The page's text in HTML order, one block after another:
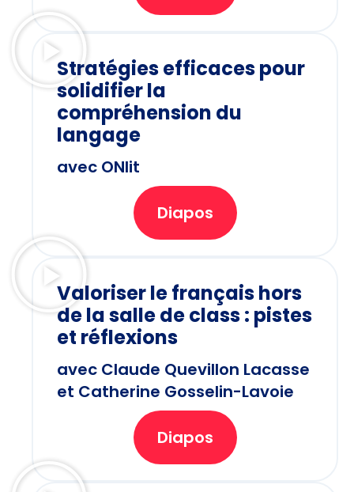
Stratégies efficaces pour
solidifier la
compréhension du
langage
avec ONlit
Diapos
Valoriser le français hors
de la salle de class : pistes
et réflexions
avec Claude Quevillon Lacasse
et Catherine Gosselin-Lavoie
Diapos